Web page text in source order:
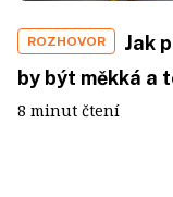
ROZHOVOR
Jak
by být měkká a
8 minut čtení